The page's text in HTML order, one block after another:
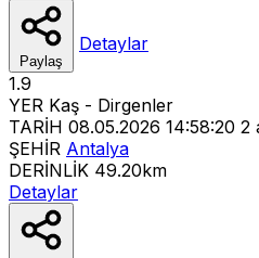
Paylaş
Detaylar
1.9
YER Kaş - Dirgenler
TARİH 08.05.2026 14:58:20 2
ŞEHİR Antalya
DERİNLİK 49.20km
Detaylar